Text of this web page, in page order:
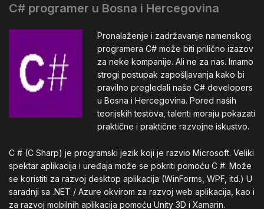
C# programer u Bosna i Hercegovina
Pronalaženje i zadržavanje namenskog
programera C# može biti prilično izazov
za neke kompanije. Ali ne za nas. Imamo
strogi postupak zapošljavanja kako bi
pravilno pregledali naše C# developers
u Bosna i Hercegovina. Pored naših
teorijskih testova, talenti moraju pokazati
praktične i praktične razvojne iskustvo.
C # (C Sharp) je programski jezik koji je razvio Microsoft. Veliki
spektar aplikacija i uređaja može se pokriti pomoću C #. Može
se koristiti za razvoj desktop aplikacija (WinForms, WPF, itd.) U
saradnji sa .NET / Azure okvirom za razvoj web aplikacija, kao i
za razvoj mobilnih aplikacija pomoću Unity 3D i Xamarin.